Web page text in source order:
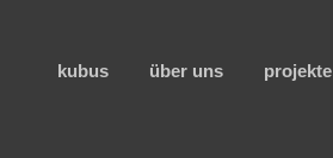
kubus über uns projekte